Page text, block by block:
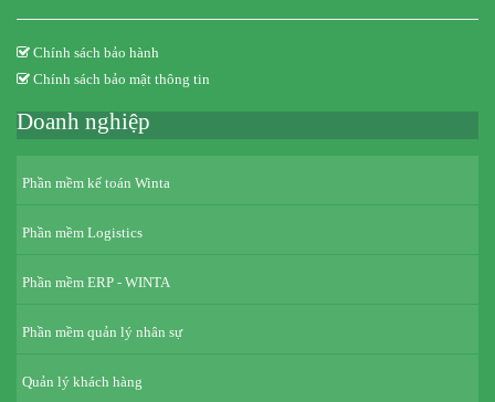
Chính sách bảo hành
Chính sách bảo mật thông tin
Doanh nghiệp
Phần mềm kế toán Winta
Phần mềm Logistics
Phần mềm ERP - WINTA
Phần mềm quản lý nhân sự
Quản lý khách hàng